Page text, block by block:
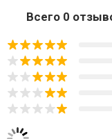
Всего 0